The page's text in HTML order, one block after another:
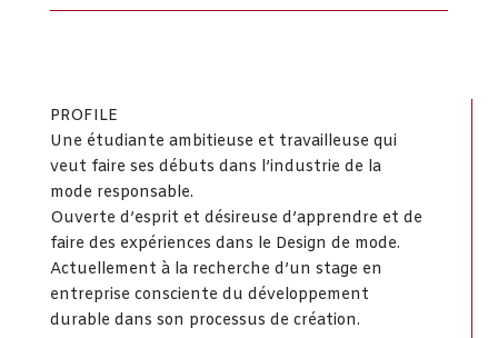
PROFILE
Une étudiante ambitieuse et travailleuse qui
veut faire ses débuts dans l’industrie de la
mode responsable.
Ouverte d’esprit et désireuse d’apprendre et de
faire des expériences dans le Design de mode.
Actuellement à la recherche d’un stage en
entreprise consciente du développement
durable dans son processus de création.